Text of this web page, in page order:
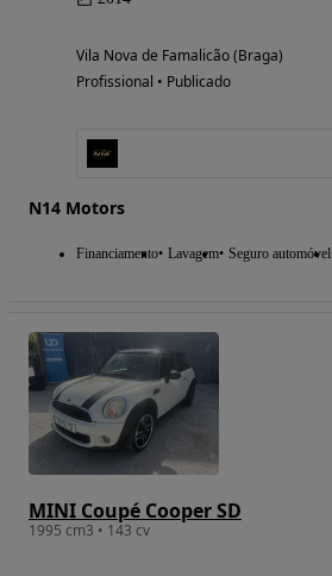
Vila Nova de Famalicão (Braga)
Profissional • Publicado
N14 Motors
Financiamento Lavagem Seguro automóvel
MINI Coupé Cooper SD
1995 cm3 • 143 cv